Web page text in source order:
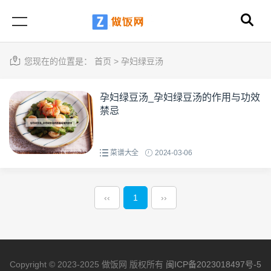
您现在的位置是： 首页 > 孕妇绿豆汤
孕妇绿豆汤_孕妇绿豆汤的作用与功效
禁忌
菜谱大全 2024-03-06
‹‹ 1 ››
Copyright © 2023-2025 做饭网 版权所有 闽ICP备2023018497号-5